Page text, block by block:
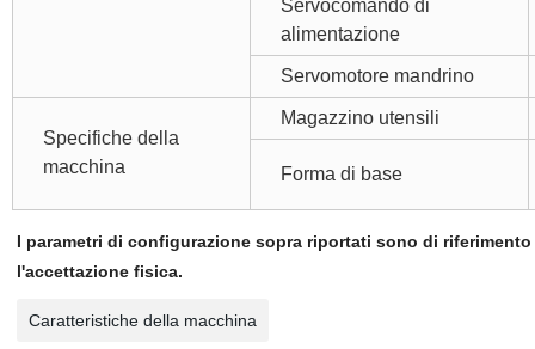
Servocomando di
alimentazione
Servomotore mandrino
Specifiche della
macchina
Magazzino utensili
Forma di base
I parametri di configurazione sopra riportati sono di
l'accettazione fisica.
Caratteristiche della macchina